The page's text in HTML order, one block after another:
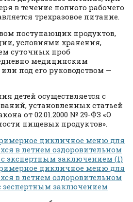
в течение полного рабочего
трехразовое питание.
поступающих продуктов,
условиями хранения,
суточных проб
медицинским
под его руководством —
детей осуществляется с
установленных статьей
от 02.01.2000 № 29-ФЗ «О
пищевых продуктов».
цикличное меню для
в летнем оздоровительном
с экспертным заключением (1)
цикличное меню для
в летнем оздоровительном
с эеспертным заключением